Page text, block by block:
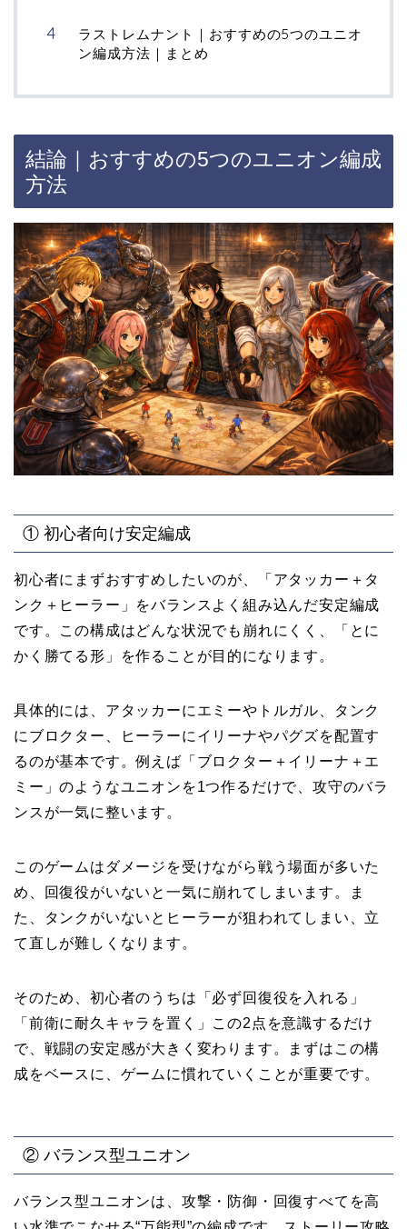
ラストレムナント｜おすすめの5つのユニオ
ン編成方法｜まとめ
結論｜おすすめの5つのユニオン編成
方法
① 初心者向け安定編成
初心者にまずおすすめしたいのが、「アタッカー＋タ
ンク＋ヒーラー」をバランスよく組み込んだ安定編成
です。この構成はどんな状況でも崩れにくく、「とに
かく勝てる形」を作ることが目的になります。
具体的には、アタッカーにエミーやトルガル、タンク
にブロクター、ヒーラーにイリーナやパグズを配置す
るのが基本です。例えば「ブロクター＋イリーナ＋エ
ミー」のようなユニオンを1つ作るだけで、攻守のバラ
ンスが一気に整います。
このゲームはダメージを受けながら戦う場面が多いた
め、回復役がいないと一気に崩れてしまいます。ま
た、タンクがいないとヒーラーが狙われてしまい、立
て直しが難しくなります。
そのため、初心者のうちは「必ず回復役を入れる」
「前衛に耐久キャラを置く」この2点を意識するだけ
で、戦闘の安定感が大きく変わります。まずはこの構
成をベースに、ゲームに慣れていくことが重要です。
② バランス型ユニオン
バランス型ユニオンは、攻撃・防御・回復すべてを高